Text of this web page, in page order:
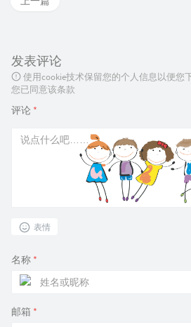
发表评论
使用cookie技术保留您的个人信息以便您
您已同意该条款
评论 *
表情
名称 *
邮箱 *